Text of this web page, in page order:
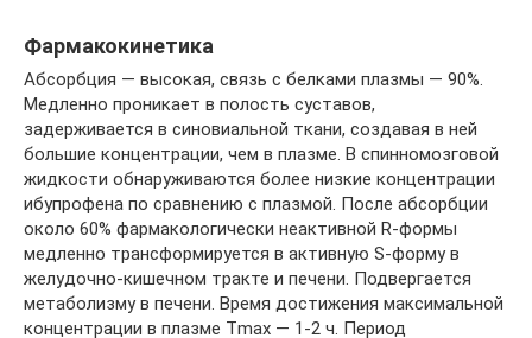
Фармакокинетика
Абсорбция — высокая, связь с белками плазмы — 90%.
Медленно проникает в полость суставов,
задерживается в синовиальной ткани, создавая в ней
большие концентрации, чем в плазме. В спинномозговой
жидкости обнаруживаются более низкие концентрации
ибупрофена по сравнению с плазмой. После абсорбции
около 60% фармакологически неактивной R-формы
медленно трансформируется в активную S-форму в
желудочно-кишечном тракте и печени. Подвергается
метаболизму в печени. Время достижения максимальной
концентрации в плазме Тmах — 1-2 ч. Период